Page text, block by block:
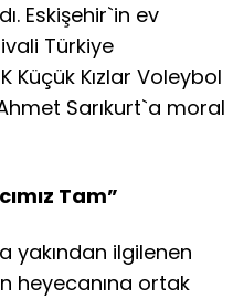
Eskişehir`in ev
Türkiye
Kızlar Voleybol
Sarıkurt`a moral
Tam”
ilgilenen
heyecanına ortak